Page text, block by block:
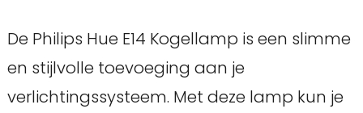
De Philips Hue E14 Kogellamp is een slimme
en stijlvolle toevoeging aan je
verlichtingssysteem. Met deze lamp kun je